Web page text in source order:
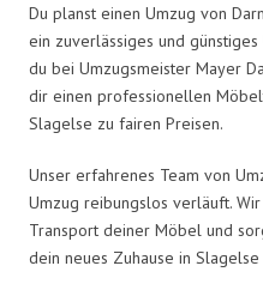
Du planst einen Umzug von
ein zuverlässiges und
du bei Umzugsmeister Mayer
dir einen professionellen
Slagelse zu fairen Preisen.
Unser erfahrenes Team von
Umzug reibungslos verläuft.
Transport deiner Möbel und
dein neues Zuhause in